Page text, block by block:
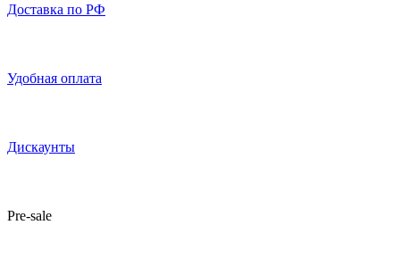
Доставка по РФ
Удобная оплата
Дискаунты
Pre-sale